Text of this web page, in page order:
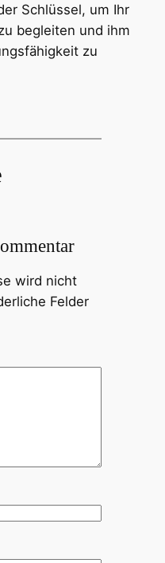
Schlüssel, um Ihr
begleiten und ihm
zu
wird nicht
Felder